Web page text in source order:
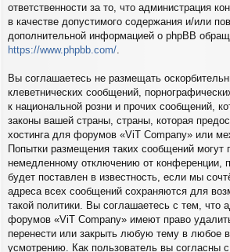
ответственности за то, что администрация
в качестве допустимого содержания и/или
дополнительной информацией о phpBB
https://www.phpbb.com/
Вы соглашаетесь не размещать
клеветнических сообщений,
к национальной розни и прочих сообщений,
законы вашей страны, страны, которая
хостинга для форумов «ViT Company» или
Попытки размещения таких сообщений могут
немедленному отключению от конференции,
будет поставлен в известность, если мы
адреса всех сообщений сохраняются для
такой политики. Вы соглашаетесь с тем, что
форумов «ViT Company» имеют право
перенести или закрыть любую тему в любое
усмотрению. Как пользователь вы согласны